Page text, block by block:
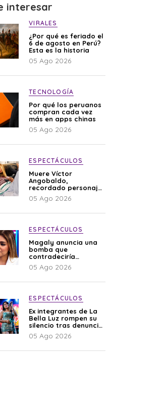
interesar
VIRALES
¿Por qué es feriado el
6 de agosto en Perú?
Esta es la historia
05 Ago 2026
TECNOLOGÍA
Por qué los peruanos
compran cada vez
más en apps chinas
05 Ago 2026
ESPECTÁCULOS
Muere Víctor
Angobaldo,
recordado personaje
de la farándula y
expareja de Shirley
05 Ago 2026
ESPECTÁCULOS
Magaly anuncia una
bomba que
contradeciría
comunicado de La
Bella Luz: “Hay un
05 Ago 2026
ESPECTÁCULOS
Ex integrantes de La
Bella Luz rompen su
silencio tras denuncia
de Naldy: “Todo el
mundo lo sabía”
05 Ago 2026